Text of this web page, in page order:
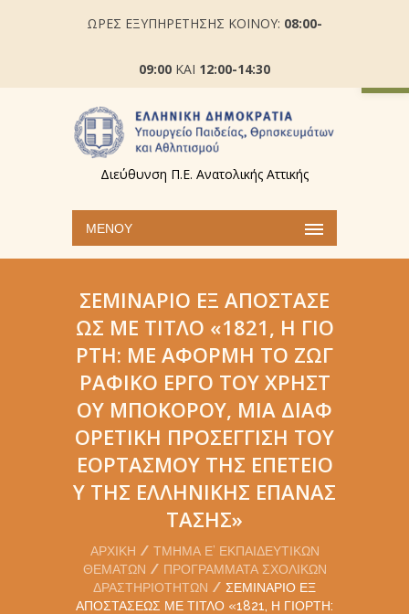
ΩΡΕΣ ΕΞΥΠΗΡΕΤΗΣΗΣ ΚΟΙΝΟΥ: 08:00-
09:00 ΚΑΙ 12:00-14:30
Διεύθυνση Π.Ε. Ανατολικής Αττικής
ΜΕΝΟΎ
ΣΕΜΙΝΆΡΙΟ ΕΞ ΑΠΟΣΤΆΣΕ
ΩΣ ΜΕ ΤΊΤΛΟ «1821, Η ΓΙΟ
ΡΤΉ: ΜΕ ΑΦΟΡΜΉ ΤΟ ΖΩΓ
ΡΑΦΙΚΌ ΈΡΓΟ ΤΟΥ ΧΡΉΣΤ
ΟΥ ΜΠΟΚΌΡΟΥ, ΜΙΑ ΔΙΑΦ
ΟΡΕΤΙΚΉ ΠΡΟΣΈΓΓΙΣΗ ΤΟΥ
ΕΟΡΤΑΣΜΟΎ ΤΗΣ ΕΠΕΤΕΊΟ
Υ ΤΗΣ ΕΛΛΗΝΙΚΉΣ ΕΠΑΝΆΣ
ΤΑΣΗΣ»
ΑΡΧΙΚΉ
ΤΜΉΜΑ Ε’ ΕΚΠΑΙΔΕΥΤΙΚΏΝ
ΘΕΜΆΤΩΝ
ΠΡΟΓΡΆΜΜΑΤΑ ΣΧΟΛΙΚΏΝ
ΔΡΑΣΤΗΡΙΟΤΉΤΩΝ
ΣΕΜΙΝΆΡΙΟ ΕΞ
ΑΠΟΣΤΆΣΕΩΣ ΜΕ ΤΊΤΛΟ «1821, Η ΓΙΟΡΤΉ: